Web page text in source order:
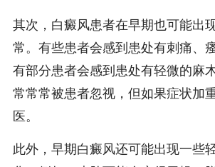
其次，白癜风患者在早期也可能出
常。有些患者会感到患处有刺痛、
有部分患者会感到患处有轻微的麻
常常常被患者忽视，但如果症状加
医。
此外，早期白癜风还可能出现一些